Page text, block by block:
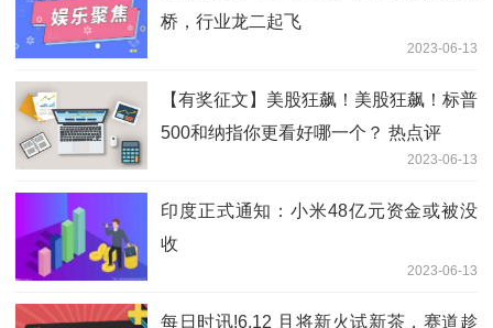
桥，行业龙二起飞
2023-06-13
【有奖征文】美股狂飙！美股狂飙！标普
500和纳指你更看好哪一个？ 热点评
2023-06-13
印度正式通知：小米48亿元资金或被没
收
2023-06-13
每日时讯!6.12 且将新火试新茶，赛道趁